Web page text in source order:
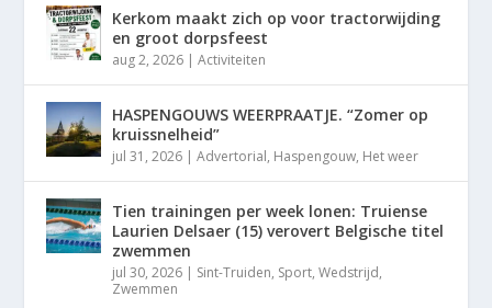
Kerkom maakt zich op voor tractorwijding
en groot dorpsfeest
aug 2, 2026 |Activiteiten
HASPENGOUWS WEERPRAATJE. “Zomer op
kruissnelheid”
jul 31, 2026 |Advertorial, Haspengouw, Het weer
Tien trainingen per week lonen: Truiense
Laurien Delsaer (15) verovert Belgische titel
zwemmen
jul 30, 2026 | Sint-Truiden, Sport,Wedstrijd,
Zwemmen